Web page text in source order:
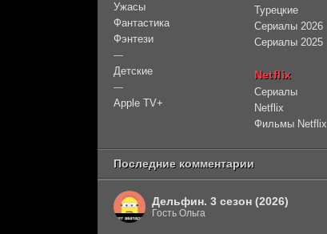
Ужасы
Фантастика
Фэнтези
—
Детские
—
Apple TV+
Турецкие
Сериалы 2026
Сериалы 2025
Netflix
Сериалы
Netflix
Фильмы Netflix
Последние комментарии
Дельфин. 3 сезон (2026)
Гость Ольга